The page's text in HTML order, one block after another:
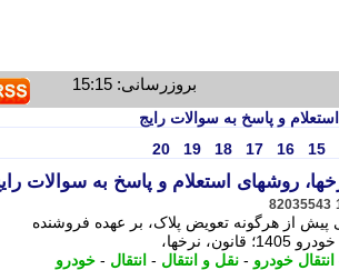
بروزرسانی: 15:15
15
16
17
18
19
20
82035543
پیش از هرگونه تعویض پلاک، بر عهده فروشنده
نرخها،
انتقال خودرو - نقل و انتقال - انتقال - خودرو